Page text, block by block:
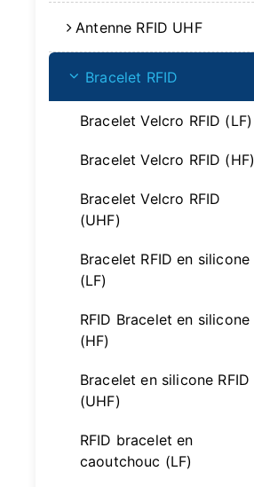
Antenne RFID UHF
Bracelet RFID
Bracelet Velcro RFID (LF)
Bracelet Velcro RFID (HF)
Bracelet Velcro RFID
(UHF)
Bracelet RFID en silicone
(LF)
RFID Bracelet en silicone
(HF)
Bracelet en silicone RFID
(UHF)
RFID bracelet en
caoutchouc (LF)